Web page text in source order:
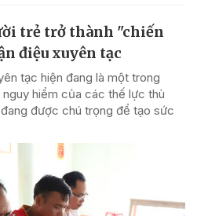
trẻ trở thành "chiến
điệu xuyên tạc
tạc hiện đang là một trong
hiểm của các thế lực thù
được chú trọng để tạo sức